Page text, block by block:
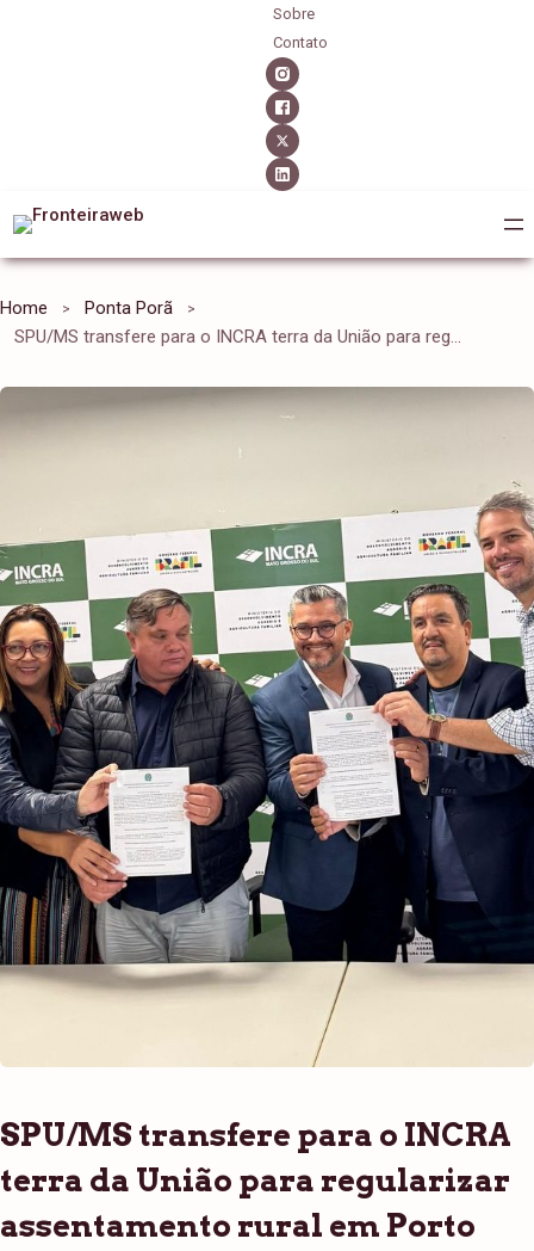
Sobre
Contato
Home
Ponta Porã
SPU/MS transfere para o INCRA terra da União para regularizar assentamento rural em Porto Murtinho
SPU/MS transfere para o INCRA
terra da União para regularizar
assentamento rural em Porto